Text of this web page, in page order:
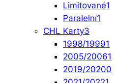
Limitované1
Paralelní1
CHL Karty3
1998/19991
2005/20061
2019/20200